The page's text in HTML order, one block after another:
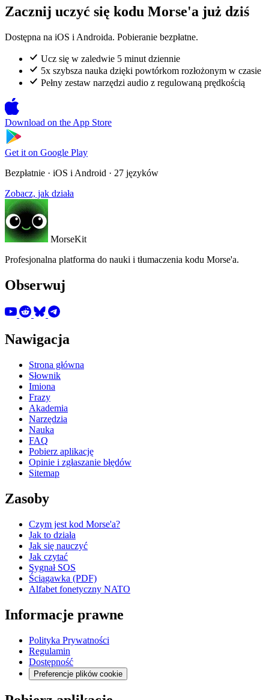
Zacznij uczyć się kodu Morse'a już dziś
Dostępna na iOS i Androida. Pobieranie bezpłatne.
Ucz się w zaledwie 5 minut dziennie
5x szybsza nauka dzięki powtórkom rozłożonym w czasie
Pełny zestaw narzędzi audio z regulowaną prędkością
Download on the App Store
Get it on Google Play
Bezpłatnie · iOS i Android · 27 języków
Zobacz, jak działa
MorseKit
Profesjonalna platforma do nauki i tłumaczenia kodu Morse'a.
Obserwuj
Nawigacja
Strona główna
Słownik
Imiona
Frazy
Akademia
Narzędzia
Nauka
FAQ
Pobierz aplikację
Opinie i zgłaszanie błędów
Sitemap
Zasoby
Czym jest kod Morse'a?
Jak to działa
Jak się nauczyć
Jak czytać
Sygnał SOS
Ściągawka (PDF)
Alfabet fonetyczny NATO
Informacje prawne
Polityka Prywatności
Regulamin
Dostępność
Preferencje plików cookie